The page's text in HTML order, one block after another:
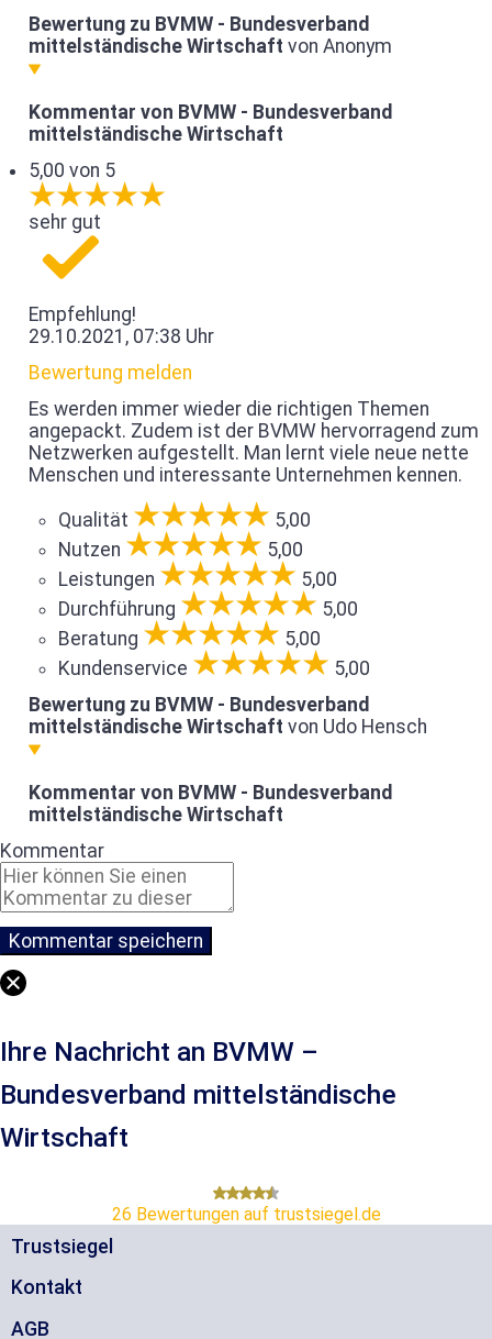
Bewertung zu BVMW - Bundesverband
mittelständische Wirtschaft von Anonym
Kommentar von BVMW - Bundesverband
mittelständische Wirtschaft
5,00 von 5
sehr gut
Empfehlung!
29.10.2021, 07:38 Uhr
Bewertung melden
Es werden immer wieder die richtigen Themen
angepackt. Zudem ist der BVMW hervorragend zum
Netzwerken aufgestellt. Man lernt viele neue nette
Menschen und interessante Unternehmen kennen.
Qualität
5,00
Nutzen
5,00
Leistungen
5,00
Durchführung
5,00
Beratung
5,00
Kundenservice
5,00
Bewertung zu BVMW - Bundesverband
mittelständische Wirtschaft von Udo Hensch
Kommentar von BVMW - Bundesverband
mittelständische Wirtschaft
Kommentar
Ihre Nachricht an BVMW –
Bundesverband mittelständische
Wirtschaft
26 Bewertungen auf trustsiegel.de
Trustsiegel
Kontakt
AGB